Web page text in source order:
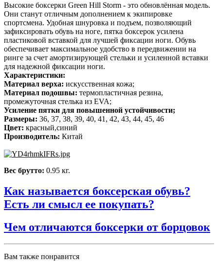
Высокие боксерки Green Hill Storm - это обновлённая модель.
Они станут отличным дополнением к экипировке
спортсмена. Удобная шнуровка и подъем, позволяющий
зафиксировать обувь на ноге, пятка боксерок усилена
пластиковой вставкой для лучшей фиксации ноги. Обувь
обеспечивает максимальное удобство в передвижении на
ринге за счет амортизирующей стельки и усиленной вставки
для надежной фиксации ноги.
Характеристики:
Материал верха: искусственная кожа;
Материал подошвы: термопластичная резина,
промежуточная стелька из EVA;
Усиление пятки для повышенной устойчивости;
Размеры: 36, 37, 38, 39, 40, 41, 42, 43, 44, 45, 46
Цвет: красный,синий
Производитель: Китай
Вес брутто: 0.95 кг.
Как называется боксерская обувь?
Есть ли смысл ее покупать?
Чем отличаются боксерки от борцовок
Вам также понравится